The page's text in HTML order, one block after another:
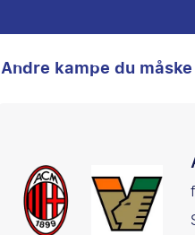
Andre kampe du